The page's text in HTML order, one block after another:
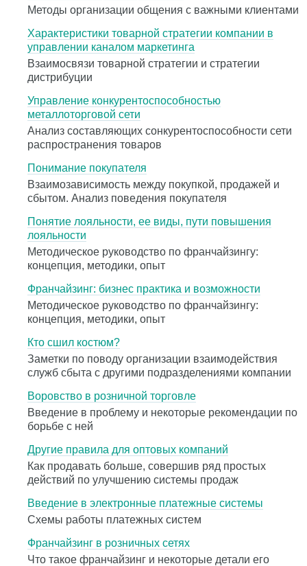
Методы организации общения с важными клиентами
Характеристики товарной стратегии компании в
управлении каналом маркетинга
Взаимосвязи товарной стратегии и стратегии
дистрибуции
Управление конкурентоспособностью
металлоторговой сети
Анализ составляющих сонкурентоспособности сети
распространения товаров
Понимание покупателя
Взаимозависимость между покупкой, продажей и
сбытом. Анализ поведения покупателя
Понятие лояльности, ее виды, пути повышения
лояльности
Методическое руководство по франчайзингу:
концепция, методики, опыт
Франчайзинг: бизнес практика и возможности
Методическое руководство по франчайзингу:
концепция, методики, опыт
Кто сшил костюм?
Заметки по поводу организации взаимодействия
служб сбыта с другими подразделениями компании
Воровство в розничной торговле
Введение в проблему и некоторые рекомендации по
борьбе с ней
Другие правила для оптовых компаний
Как продавать больше, совершив ряд простых
действий по улучшению системы продаж
Введение в электронные платежные системы
Схемы работы платежных систем
Франчайзинг в розничных сетях
Что такое франчайзинг и некоторые детали его